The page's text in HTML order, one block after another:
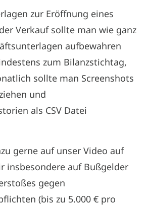
zur Eröffnung eines
Verkauf sollte man wie ganz
aufbewahren
zum Bilanzstichtag,
sollte man Screenshots
und
als CSV Datei
gerne auf unser Video auf
insbesondere auf Bußgelder
gegen
(bis zu 5.000 € pro